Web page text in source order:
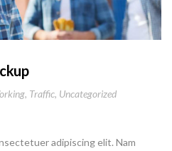
, Traffic, Uncategorized
adipiscing elit. Nam